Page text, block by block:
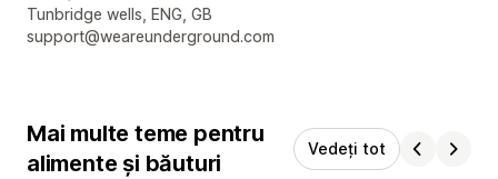
Detaliile de contact ale designerului
Tunbridge wells, ENG, GB
support@weareunderground.com
Mai multe teme pentru
alimente și băuturi
Vedeți tot